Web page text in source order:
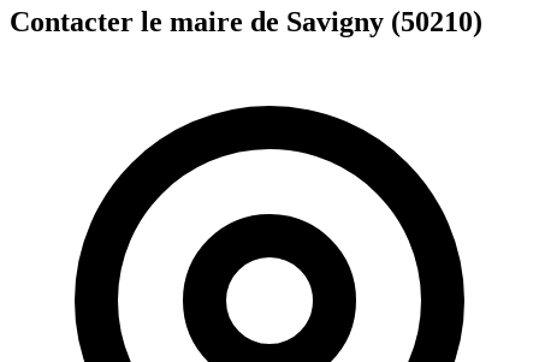
Contacter le maire de Savigny (50210)